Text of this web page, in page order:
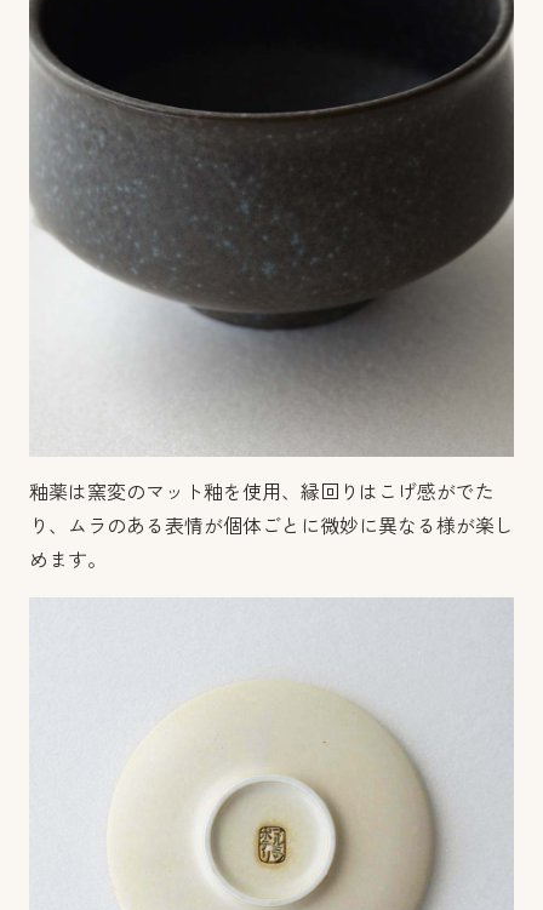
釉薬は窯変のマット釉を使用、縁回りはこげ感がでた
り、ムラのある表情が個体ごとに微妙に異なる様が楽し
めます。